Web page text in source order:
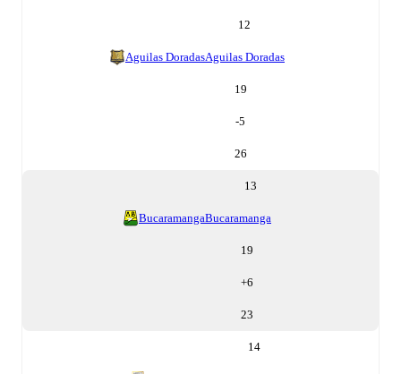
12
Aguilas DoradasAguilas Doradas
19
-5
26
13
BucaramangaBucaramanga
19
+6
23
14